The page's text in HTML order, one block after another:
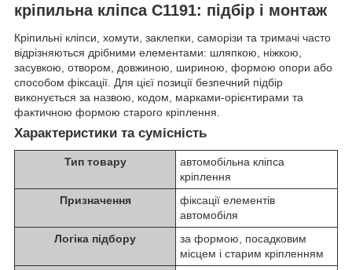
кріпильна кліпса C1191: підбір і монтаж
Кріпильні кліпси, хомути, заклепки, саморізи та тримачі часто
відрізняються дрібними елементами: шляпкою, ніжкою,
засувкою, отвором, довжиною, шириною, формою опори або
способом фіксації. Для цієї позиції безпечний підбір
виконується за назвою, кодом, марками-орієнтирами та
фактичною формою старого кріплення.
Характеристики та сумісність
Тип товару
автомобільна кліпса
кріплення
Призначення
фіксації елементів
автомобіля
Логіка підбору
за формою, посадковим
місцем і старим кріпленням